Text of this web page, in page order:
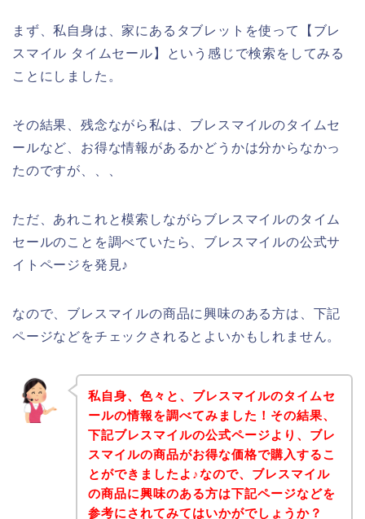
まず、私自身は、家にあるタブレットを使って【ブレ
スマイル タイムセール】という感じで検索をしてみる
ことにしました。
その結果、残念ながら私は、ブレスマイルのタイムセ
ールなど、お得な情報があるかどうかは分からなかっ
たのですが、、、
ただ、あれこれと模索しながらブレスマイルのタイム
セールのことを調べていたら、ブレスマイルの公式サ
イトページを発見♪
なので、ブレスマイルの商品に興味のある方は、下記
ページなどをチェックされるとよいかもしれません。
私自身、色々と、ブレスマイルのタイムセ
ールの情報を調べてみました！その結果、
下記ブレスマイルの公式ページより、ブレ
スマイルの商品がお得な価格で購入するこ
とができましたよ♪なので、ブレスマイル
の商品に興味のある方は下記ページなどを
参考にされてみてはいかがでしょうか？